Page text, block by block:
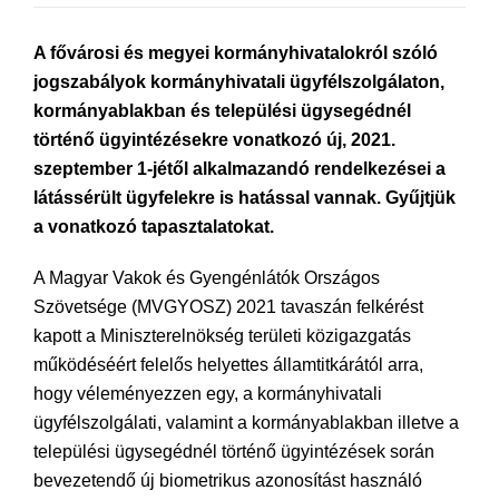
A fővárosi és megyei kormányhivatalokról szóló
jogszabályok kormányhivatali ügyfélszolgálaton,
kormányablakban és települési ügysegédnél
történő ügyintézésekre vonatkozó új, 2021.
szeptember 1-jétől alkalmazandó rendelkezései a
látássérült ügyfelekre is hatással vannak. Gyűjtjük
a vonatkozó tapasztalatokat.
A Magyar Vakok és Gyengénlátók Országos
Szövetsége (MVGYOSZ) 2021 tavaszán felkérést
kapott a Miniszterelnökség területi közigazgatás
működéséért felelős helyettes államtitkárától arra,
hogy véleményezzen egy, a kormányhivatali
ügyfélszolgálati, valamint a kormányablakban illetve a
települési ügysegédnél történő ügyintézések során
bevezetendő új biometrikus azonosítást használó